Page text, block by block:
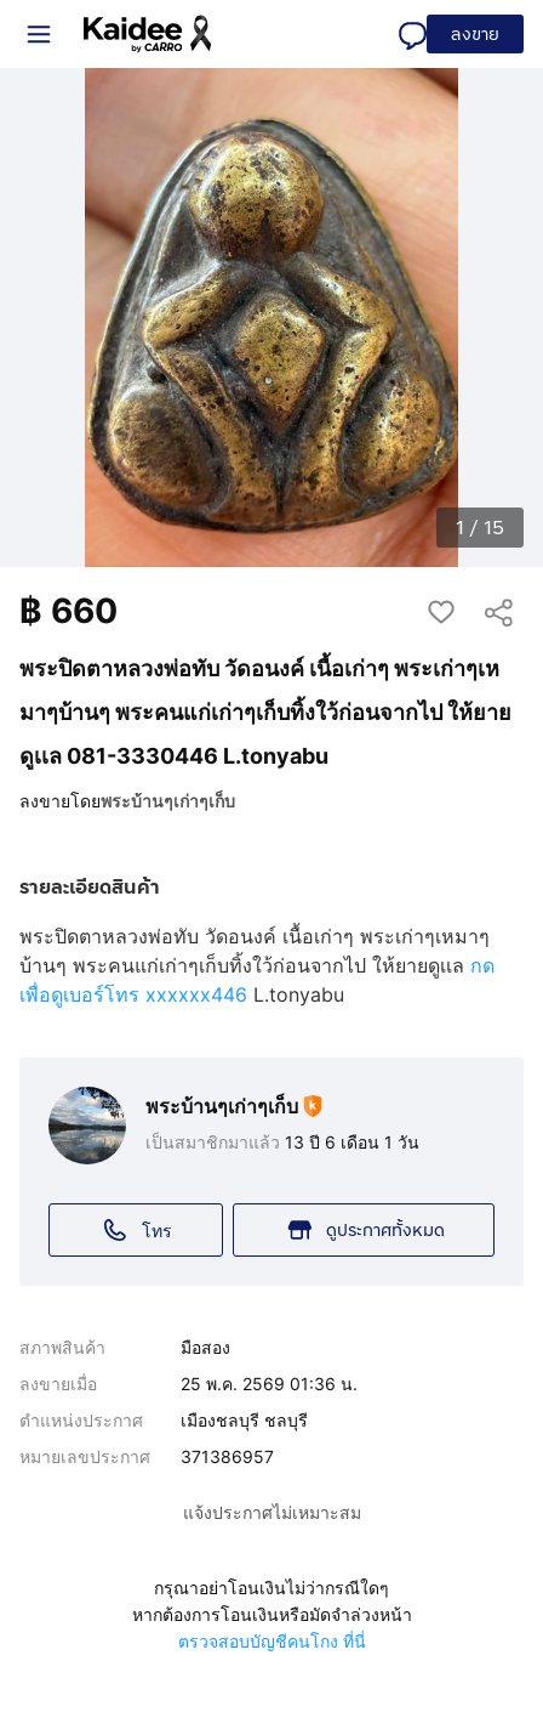
ลงขาย
1 / 15
พระปิดตาหลวงพ่อทับ วัดอนงค์ เนื้อเก่าๆ พระเก่าๆเห
มาๆบ้านๆ พระคนแก่เก่าๆเก็บทิ้งใว้ก่อนจากไป ให้ยาย
ดูเเล 081-3330446 L.tonyabu
฿ 660
ลงขายโดยพระบ้านๆเก่าๆเก็บ
รายละเอียดสินค้า
พระปิดตาหลวงพ่อทับ วัดอนงค์ เนื้อเก่าๆ พระเก่าๆเหมาๆ
บ้านๆ พระคนแก่เก่าๆเก็บทิ้งใว้ก่อนจากไป ให้ยายดูเเล กด
เพื่อดูเบอร์โทร xxxxxx446 L.tonyabu
พระบ้านๆเก่าๆเก็บ
เป็นสมาชิกมาแล้ว 13 ปี 6 เดือน 1 วัน
โทร ดูประกาศทั้งหมด
สภาพสินค้า
มือสอง
ลงขายเมื่อ
25 พ.ค. 2569 01:36 น.
ตำแหน่งประกาศ
เมืองชลบุรี ชลบุรี
หมายเลขประกาศ
371386957
แจ้งประกาศไม่เหมาะสม
กรุณาอย่าโอนเงินไม่ว่ากรณีใดๆ
หากต้องการโอนเงินหรือมัดจำล่วงหน้า
ตรวจสอบบัญชีคนโกง ที่นี่